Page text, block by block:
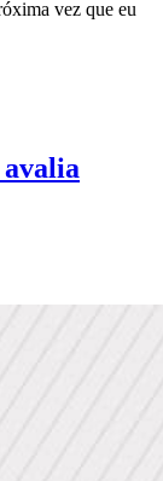
vez que eu